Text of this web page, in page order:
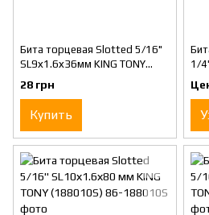
Бита торцевая Slotted 5/16"
SL9х1.6х36мм KING TONY
(183609S)
28 грн
Купить
1/